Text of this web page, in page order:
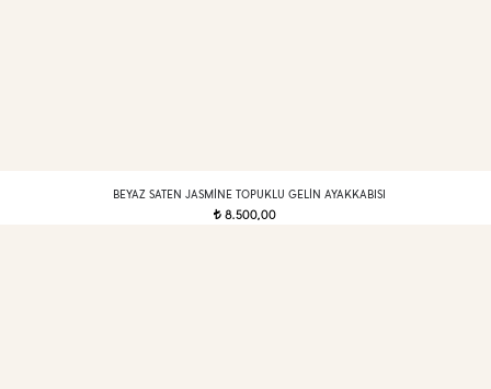
BEYAZ SATEN JASMINE TOPUKLU GELIN AYAKKABISI
t8.500,00